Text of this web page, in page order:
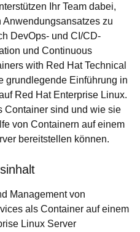
Ihr Team dabei,
zu
DevOps- und CI/CD-
und Continuous
with Red Hat Technical
grundlegende Einführung in
Red Hat Enterprise Linux.
Container sind und wie sie
von Containern auf einem
bereitstellen können.
Management von
als Container auf einem
Linux Server